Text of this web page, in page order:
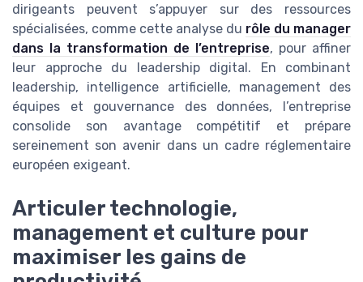
dirigeants peuvent s’appuyer sur des ressources
spécialisées, comme cette analyse du rôle du manager
dans la transformation de l’entreprise, pour affiner
leur approche du leadership digital. En combinant
leadership, intelligence artificielle, management des
équipes et gouvernance des données, l’entreprise
consolide son avantage compétitif et prépare
sereinement son avenir dans un cadre réglementaire
européen exigeant.
Articuler technologie,
management et culture pour
maximiser les gains de